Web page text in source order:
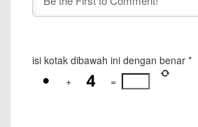
isi kotak dibawah ini dengan benar *
+
=